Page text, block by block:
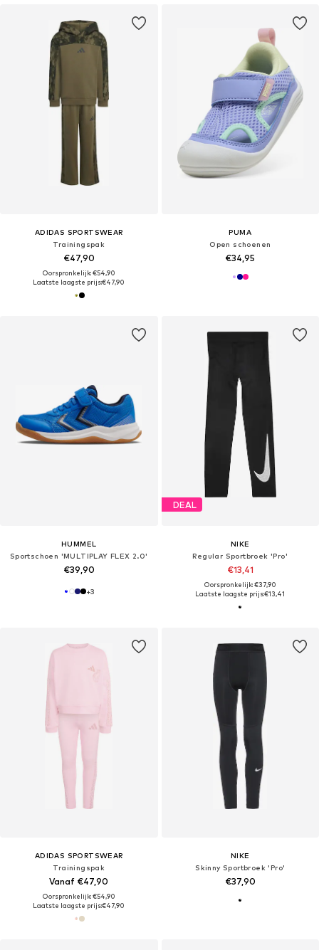
ADIDAS SPORTSWEAR
Trainingspak
€47,90
Oorspronkelijk: €54,90
Laatste laagste prijs:€47,90
PUMA
Open schoenen
€34,95
HUMMEL
Sportschoen 'MULTIPLAY FLEX 2.0'
€39,90
+3
DEAL
NIKE
Regular Sportbroek 'Pro'
€13,41
Oorspronkelijk: €37,90
Laatste laagste prijs:€13,41
ADIDAS SPORTSWEAR
Trainingspak
Vanaf €47,90
Oorspronkelijk: €54,90
Laatste laagste prijs:€47,90
NIKE
Skinny Sportbroek 'Pro'
€37,90